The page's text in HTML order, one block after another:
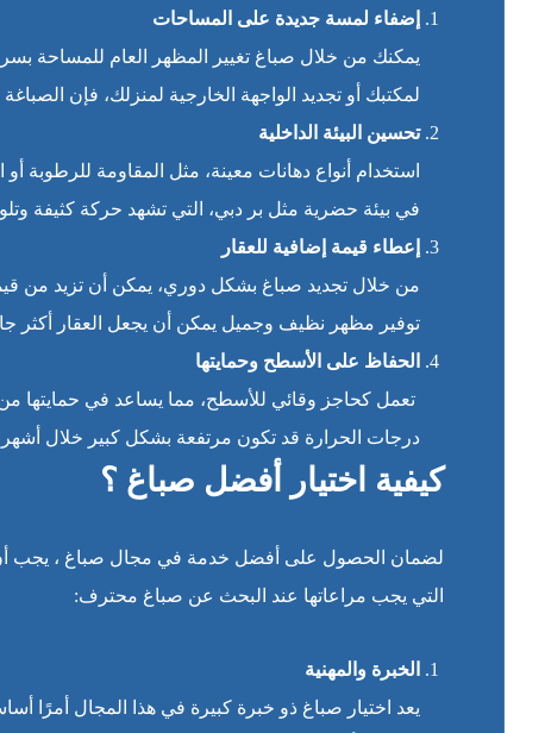
إضفاء لمسة جديدة على المساحات
يمكنك من خلال صباغ تغيير المظهر العام للمساحة
لمكتبك أو تجديد الواجهة الخارجية لمنزلك، فإن
تحسين البيئة الداخلية
استخدام أنواع دهانات معينة، مثل المقاومة للرطوبة
في بيئة حضرية مثل بر دبي، التي تشهد حركة كثيفة
إعطاء قيمة إضافية للعقار
من خلال تجديد صباغ بشكل دوري، يمكن أن تزيد من
توفير مظهر نظيف وجميل يمكن أن يجعل العقار أكثر
الحفاظ على الأسطح وحمايتها
تعمل كحاجز وقائي للأسطح، مما يساعد في حمايتها
درجات الحرارة قد تكون مرتفعة بشكل كبير خلال
كيفية اختيار أفضل صباغ ؟
لضمان الحصول على أفضل خدمة في مجال صباغ ، يجب أن
التي يجب مراعاتها عند البحث عن صباغ محترف:
الخبرة والمهنية
يعد اختيار صباغ ذو خبرة كبيرة في هذا المجال أمرًا